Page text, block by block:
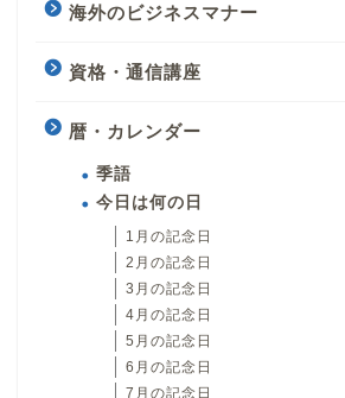
海外のビジネスマナー
資格・通信講座
暦・カレンダー
季語
今日は何の日
1月の記念日
2月の記念日
3月の記念日
4月の記念日
5月の記念日
6月の記念日
7月の記念日